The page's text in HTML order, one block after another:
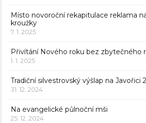
Místo novoroční rekapitulace reklama
kroužky
7. 1. 2025
Přivítání Nového roku bez zbytečného
1. 1. 2025
Tradiční silvestrovský výšlap na Javořici
31. 12. 2024
Na evangelické půlnoční mši
25. 12. 2024